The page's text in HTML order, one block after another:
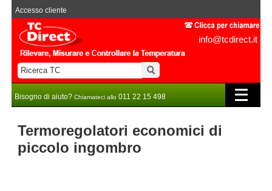
info@tcdirect.it
Accesso cliente
Bisogno di aiuto? Chiamateci allo 011 22 15 498
Termoregolatori economici di
piccolo ingombro